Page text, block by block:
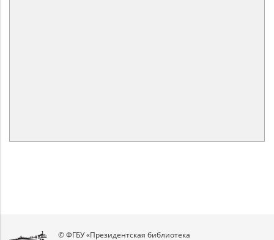
© ФГБУ «Президентская библиотека